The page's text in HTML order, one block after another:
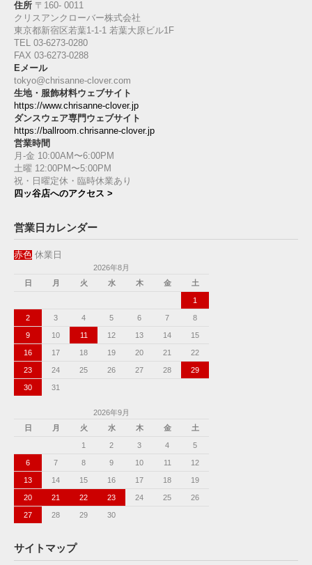
住所 〒160‐ 0011
クリスアンクローバー株式会社
東京都新宿区若葉1‐1-1 若葉大原ビル1F
TEL 03-6273-0280
FAX 03-6273-0288
Eメール
tokyo@chrisanne-clover.com
生地・服飾材料ウェブサイト
https://www.chrisanne-clover.jp
ダンスウェア専門ウェブサイト
https://ballroom.chrisanne-clover.jp
営業時間
月-金 10:00AM〜6:00PM
土曜 12:00PM〜5:00PM
祝・日曜定休・臨時休業あり
四ッ谷店へのアクセス >
営業日カレンダー
赤色 休業日
2026年8月
日
月 火 水 木 金 土
1
2 3 4 5 6 7 8
9 10 11 12 13 14 15
16 17 18 19 20 21 22
23 24 25 26 27 28 29
30 31
2026年9月
日
月 火 水 木 金 土
1 2 3 4 5
6 7 8 9 10 11 12
13 14 15 16 17 18 19
20 21 22 23 24 25 26
27 28 29 30
サイトマップ